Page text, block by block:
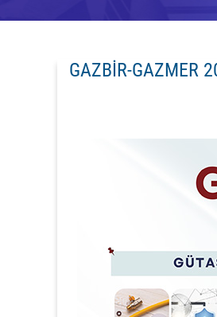
GAZBİR-GAZMER